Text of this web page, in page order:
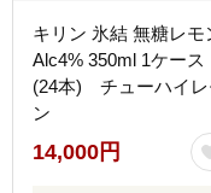
キリン 氷結 無糖レモ
Alc4% 350ml 1ケース
(24本) チューハイレ
ン
14,000円